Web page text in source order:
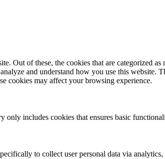
of these, the cookies that are categorized as
and understand how you use this
cookies may affect your browsing experience.
includes cookies that ensures basic
to collect user personal data via analytics,